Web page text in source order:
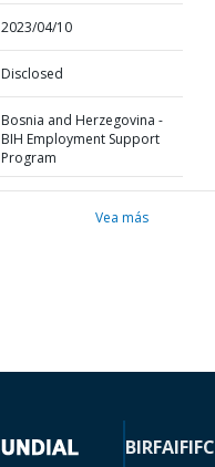
2023/04/10
Disclosed
Bosnia and Herzegovina -
BIH Employment Support
Program
Vea más
BIRFAIFIFC